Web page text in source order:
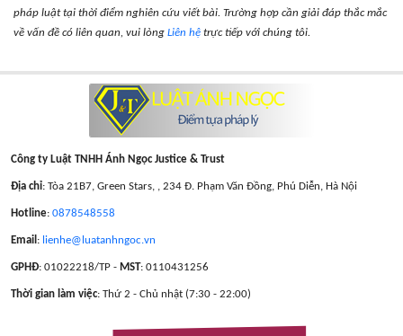
pháp luật tại thời điểm nghiên cứu viết bài. Trường hợp cần giải đáp thắc mắc
về vấn đề có liên quan, vui lòng Liên hệ trực tiếp với chúng tôi.
Công ty Luật TNHH Ánh Ngọc Justice & Trust
Địa chỉ: Tòa 21B7, Green Stars, , 234 Đ. Phạm Văn Đồng, Phú Diễn, Hà Nội
Hotline: 0878548558
Email : lienhe@luatanhngoc.vn
GPHĐ: 01022218/TP - MST: 0110431256
Thời gian làm việc: Thứ 2 - Chủ nhật (7:30 - 22:00)